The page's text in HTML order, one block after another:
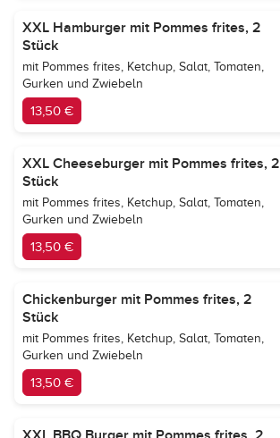
XXL Hamburger mit Pommes frites, 2
Stück
mit Pommes frites, Ketchup, Salat, Tomaten,
Gurken und Zwiebeln
13,50 €
XXL Cheeseburger mit Pommes frites, 2
Stück
mit Pommes frites, Ketchup, Salat, Tomaten,
Gurken und Zwiebeln
13,50 €
Chickenburger mit Pommes frites, 2
Stück
mit Pommes frites, Ketchup, Salat, Tomaten,
Gurken und Zwiebeln
13,50 €